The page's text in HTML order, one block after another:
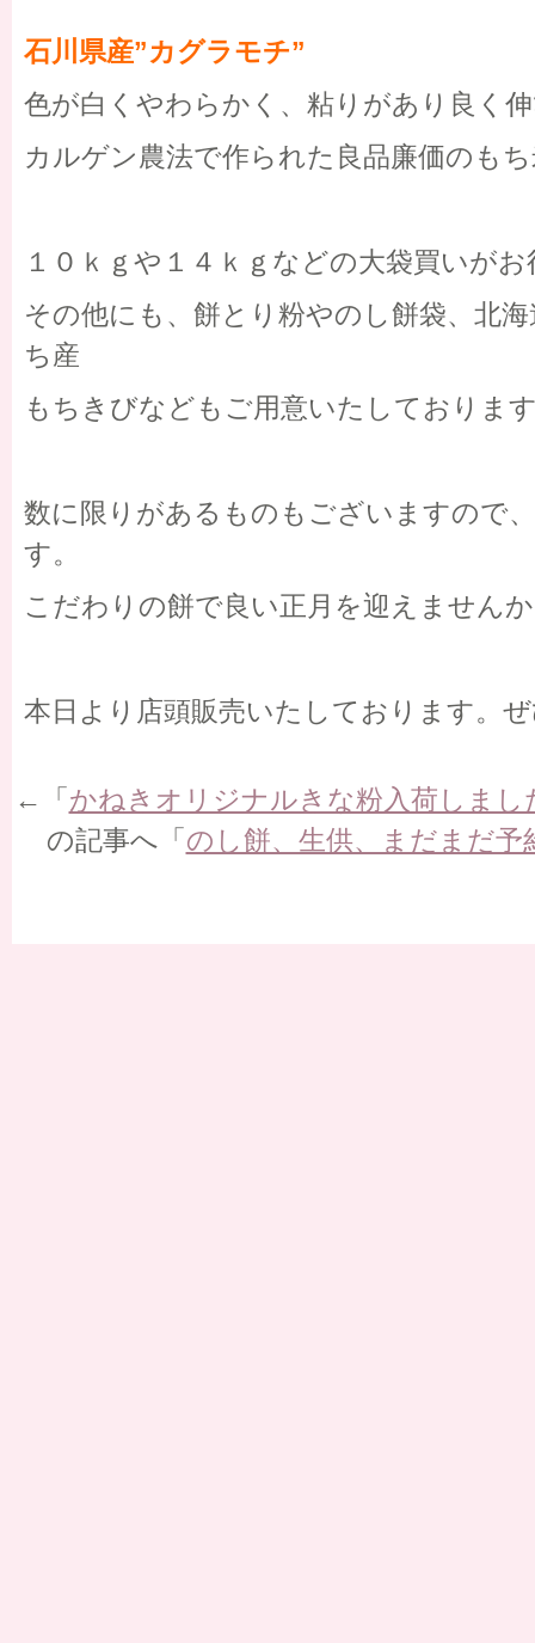
石川県産”カグラモチ”
色が白くやわらかく、粘りがあり良く
カルゲン農法で作られた良品廉価のも
１０ｋｇや１４ｋｇなどの大袋買いが
その他にも、餅とり粉やのし餅袋、北
ち産
もちきびなどもご用意いたしておりま
数に限りがあるものもございますので
す。
こだわりの餅で良い正月を迎えません
本日より店頭販売いたしております。
←「 かねきオリジナルきな粉入荷しまし
の記事へ「 のし餅、生供、まだまだ